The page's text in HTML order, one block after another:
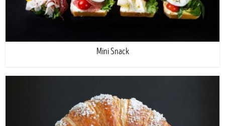
Mini Snack